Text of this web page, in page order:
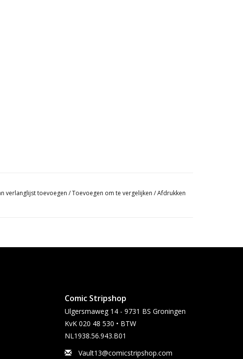
verlanglijst toevoegen /Toevoegen om te vergelijken /Afdrukken
Comic Stripshop
Ulgersmaweg 14 - 9731 BS Groningen
KvK 020 48 530 • BTW
NL1938.56.943.B01
Vault13@comicstripshop.com